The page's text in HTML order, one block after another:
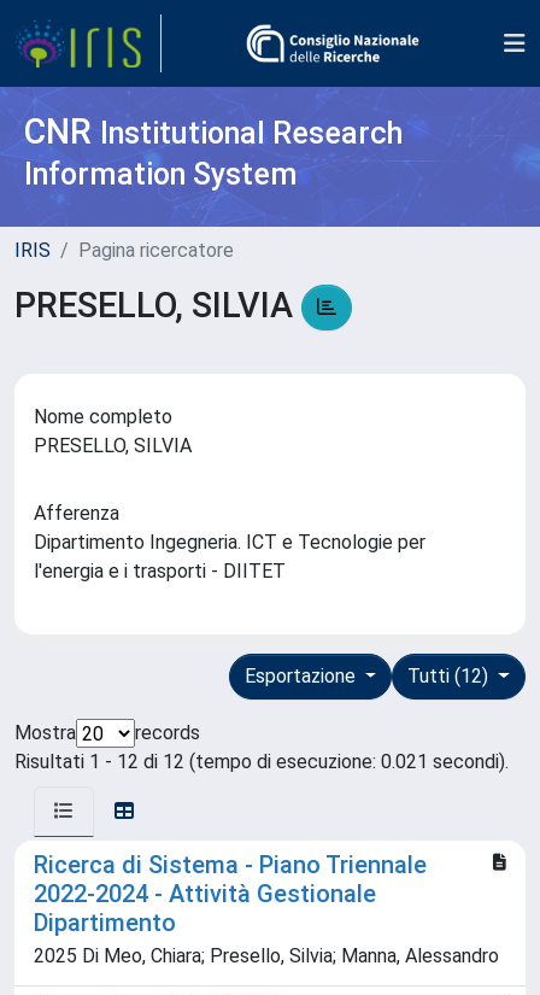
CNR Institutional Research
Information System
IRIS Pagina ricercatore
PRESELLO, SILVIA
Nome completo
PRESELLO, SILVIA
Afferenza
Dipartimento Ingegneria. ICT e Tecnologie per
l'energia e i trasporti - DIITET
Tutti (12)
Esportazione
Mostra
records
Risultati 1 - 12 di 12 (tempo di esecuzione: 0.021 secondi).
Ricerca di Sistema - Piano Triennale
2022-2024 - Attività Gestionale
Dipartimento
2025 Di Meo, Chiara; Presello, Silvia; Manna, Alessandro